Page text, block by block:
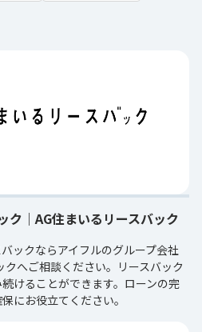
ク｜AG住まいるリースバック
ックならアイフルのグループ会社
へご相談ください。リースバック
けることができます。ローンの完
にお役立てください。